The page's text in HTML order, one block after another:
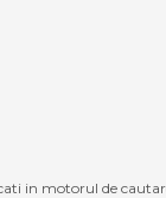
in motorul de